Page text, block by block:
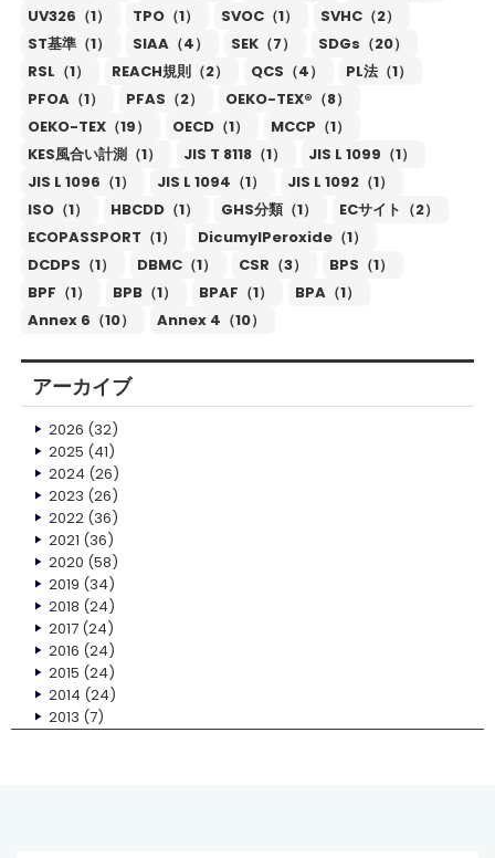
UV326（1）
TPO（1） SVOC（1）
SVHC（2）
ST基準（1）
SIAA（4） SEK（7）
SDGs（20）
RSL（1）
REACH規則（2） QCS（4）
PL法（1）
PFOA（1）
PFAS（2）
OEKO-TEX®（8）
OEKO-TEX（19）
OECD（1）
MCCP（1）
KES風合い計測（1）
JIS T 8118（1）
JIS L 1099（1）
JIS L 1096（1）
JIS L 1094（1）
JIS L 1092（1）
ISO（1）
HBCDD（1） GHS分類（1）
ECサイト（2）
ECOPASSPORT（1）
DicumylPeroxide（1）
DCDPS（1）
DBMC（1） CSR（3）
BPS（1）
BPF（1）
BPB（1） BPAF（1）
BPA（1）
Annex 6（10）
Annex 4（10）
アーカイブ
2026 (32)
2025 (41)
2024 (26)
2023 (26)
2022(36)
2021 (36)
2020 (58)
2019 (34)
2018 (24)
2017(24)
2016 (24)
2015 (24)
2014 (24)
2013 (7)